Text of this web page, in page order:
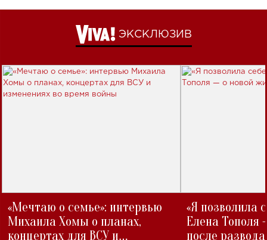
ЭКСКЛЮЗИВ
«Мечтаю о семье»: интервью
Михаила Хомы о планах,
концертах для ВСУ и
«Я позволила
Елена Тополя
после развода